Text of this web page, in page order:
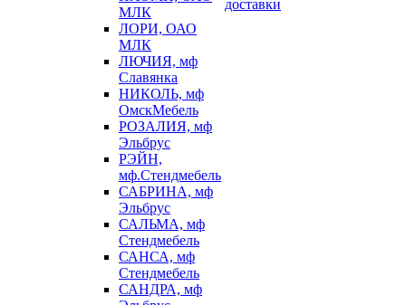
МЛК
ЛОРИ, ОАО
МЛК
ЛЮЧИЯ, мф
Славянка
НИКОЛЬ, мф
ОмскМебель
РОЗАЛИЯ, мф
Эльбрус
РЭЙН,
мф.Стендмебель
САБРИНА, мф
Эльбрус
САЛЬМА, мф
Стендмебель
САНСА, мф
Стендмебель
САНДРА, мф
доставки